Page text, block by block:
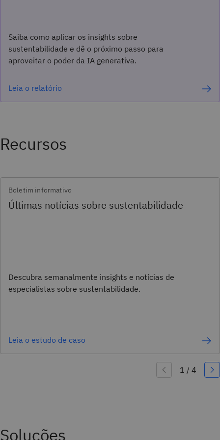
Saiba como aplicar os insights sobre
sustentabilidade e dê o próximo passo para
aproveitar o poder da IA generativa.
Leia o relatório
Recursos
Boletim informativo
Últimas notícias sobre sustentabilidade
Descubra semanalmente insights e notícias de
especialistas sobre sustentabilidade.
Leia o estudo de caso